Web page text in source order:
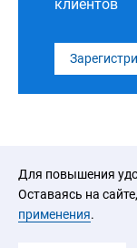
Для повышения
Оставаясь на
применения.
клиентов